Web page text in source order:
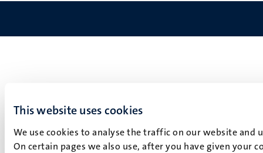
This website uses cookies
We use cookies to analyse the traffic on our website
On certain pages we also use, after you have given your